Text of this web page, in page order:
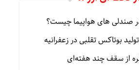
صندلی های هواپیما چیست؟
بوتاکس تقلبی در زعفرانیه
از سقف چند هفته‌ای